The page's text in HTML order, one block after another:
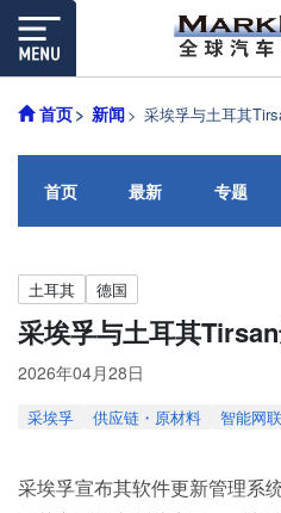
首页 新闻 采埃孚与土耳其
首页 最新 专题
土耳其 德国
采埃孚与土耳其
2026年04月28日
采埃孚 供应链・原材料 智能网联
采埃孚宣布其软件更新管理系